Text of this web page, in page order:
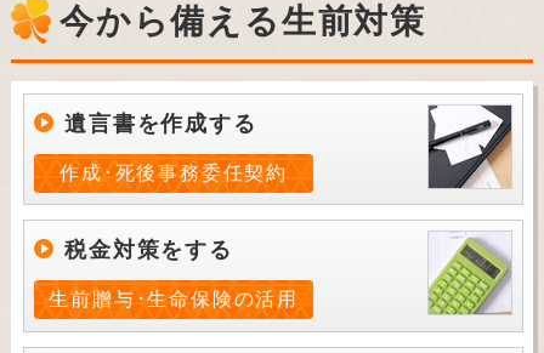
今から備える生前対策
遺言書を作成する
作成･死後事務委任契約
税金対策をする
生前贈与･生命保険の活用